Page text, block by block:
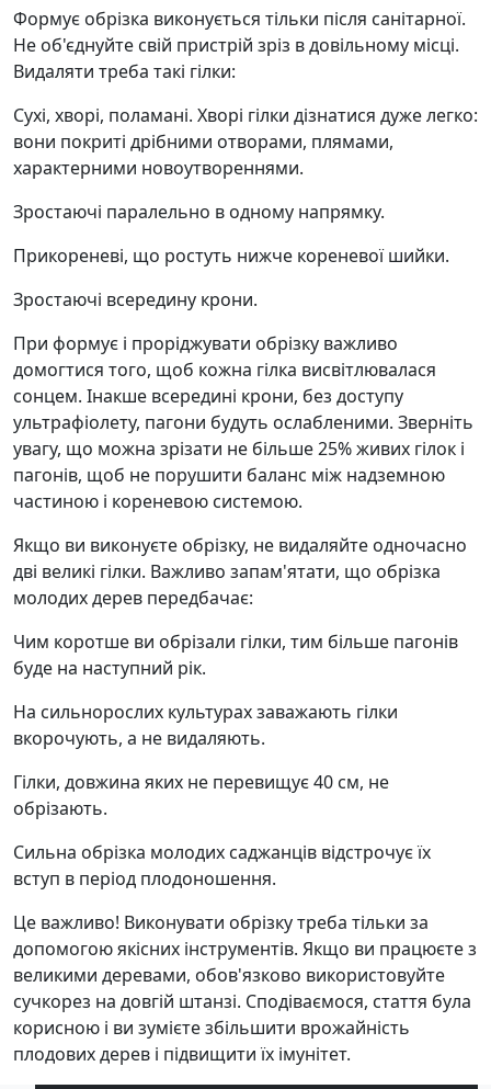
Формує обрізка виконується тільки після санітарної.
Не об'єднуйте свій пристрій зріз в довільному місці.
Видаляти треба такі гілки:
Сухі, хворі, поламані. Хворі гілки дізнатися дуже легко:
вони покриті дрібними отворами, плямами,
характерними новоутвореннями.
Зростаючі паралельно в одному напрямку.
Прикореневі, що ростуть нижче кореневої шийки.
Зростаючі всередину крони.
При формує і проріджувати обрізку важливо
домогтися того, щоб кожна гілка висвітлювалася
сонцем. Інакше всередині крони, без доступу
ультрафіолету, пагони будуть ослабленими. Зверніть
увагу, що можна зрізати не більше 25% живих гілок і
пагонів, щоб не порушити баланс між надземною
частиною і кореневою системою.
Якщо ви виконуєте обрізку, не видаляйте одночасно
дві великі гілки. Важливо запам'ятати, що обрізка
молодих дерев передбачає:
Чим коротше ви обрізали гілки, тим більше пагонів
буде на наступний рік.
На сильнорослих культурах заважають гілки
вкорочують, а не видаляють.
Гілки, довжина яких не перевищує 40 см, не
обрізають.
Сильна обрізка молодих саджанців відстрочує їх
вступ в період плодоношення.
Це важливо! Виконувати обрізку треба тільки за
допомогою якісних інструментів. Якщо ви працюєте з
великими деревами, обов'язково використовуйте
сучкорез на довгій штанзі. Сподіваємося, стаття була
корисною і ви зумієте збільшити врожайність
плодових дерев і підвищити їх імунітет.